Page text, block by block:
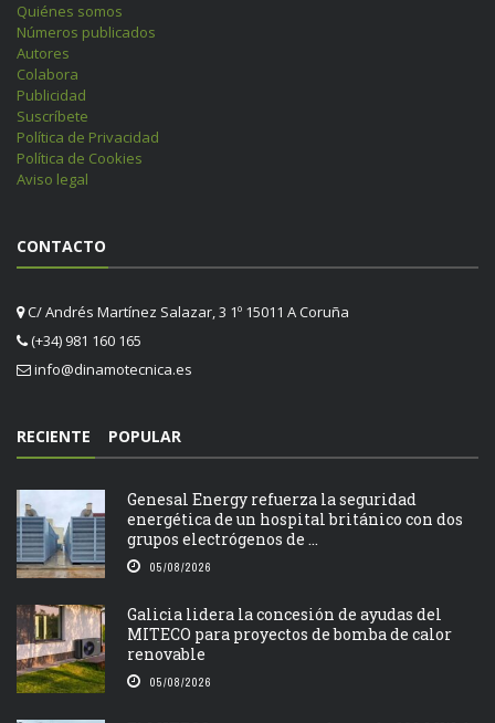
Quiénes somos
Números publicados
Autores
Colabora
Publicidad
Suscríbete
Política de Privacidad
Política de Cookies
Aviso legal
CONTACTO
C/ Andrés Martínez Salazar, 3 1º 15011 A Coruña
(+34) 981 160 165
info@dinamotecnica.es
RECIENTE POPULAR
Genesal Energy refuerza la seguridad
energética de un hospital británico con dos
grupos electrógenos de ...
05/08/2026
Galicia lidera la concesión de ayudas del
MITECO para proyectos de bomba de calor
renovable
05/08/2026